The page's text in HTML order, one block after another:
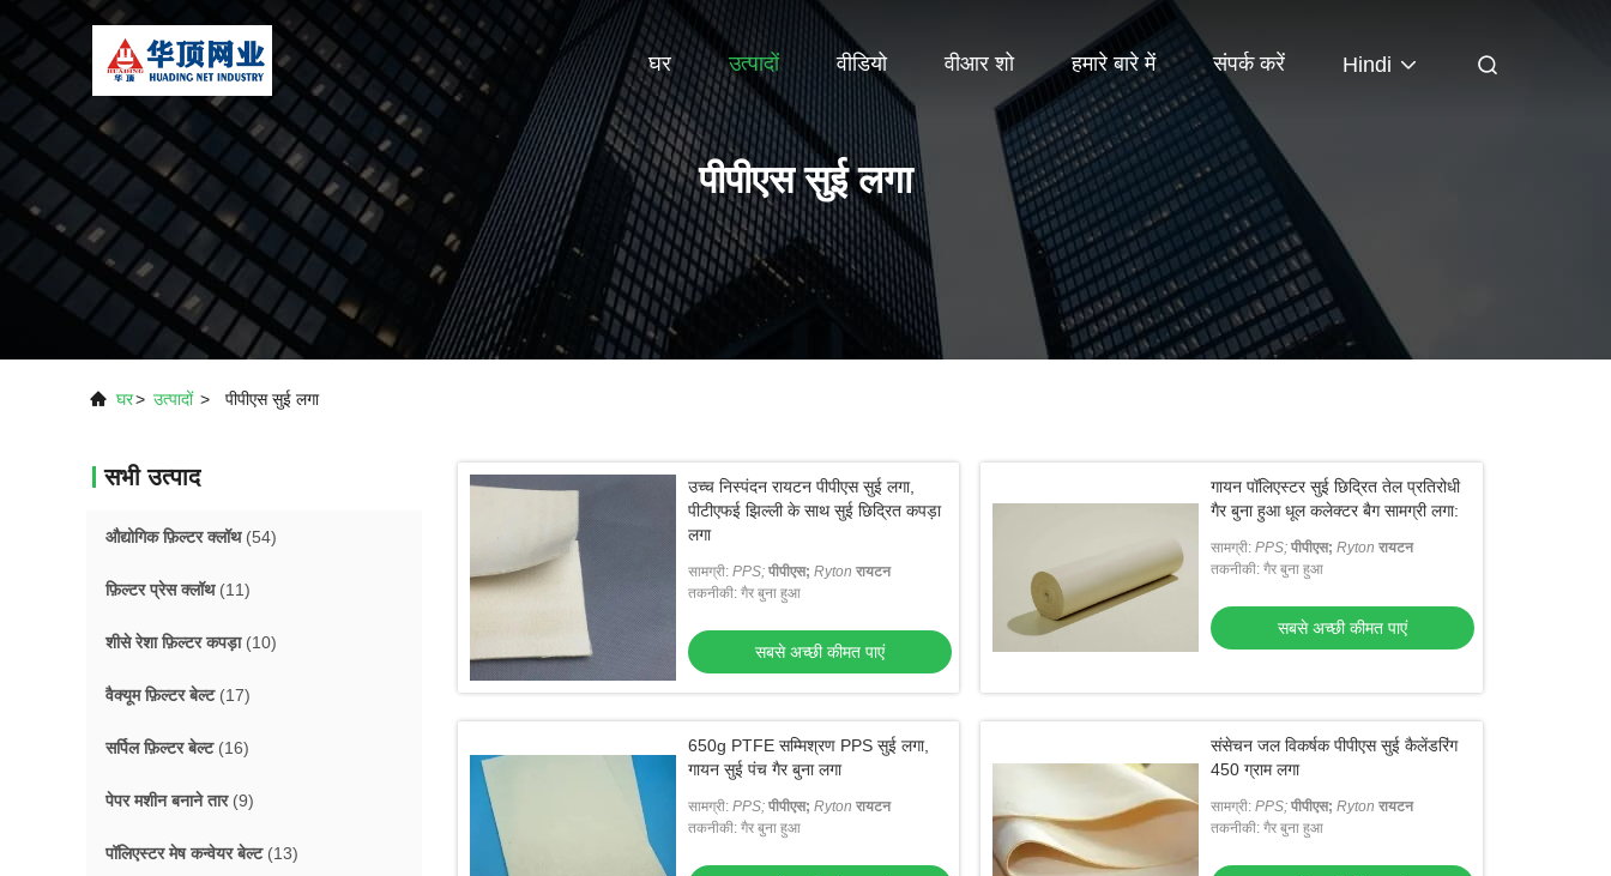
घर उत्पादों वीडियो वीआर शो हमारे बारे में संपर्क करें Hindi
पीपीएस सुई लगा
घर> उत्पादों > पीपीएस सुई लगा
सभी उत्पाद
औद्योगिक फ़िल्टर क्लॉथ(54)
फ़िल्टर प्रेस क्लॉथ(11)
शीसे रेशा फ़िल्टर कपड़ा(10)
वैक्यूम फ़िल्टर बेल्ट(17)
सर्पिल फ़िल्टर बेल्ट(16)
पेपर मशीन बनाने तार(9)
पॉलिएस्टर मेष कन्वेयर बेल्ट(13)
उच्च निस्पंदन रायटन पीपीएस सुई लगा,
पीटीएफई झिल्ली के साथ सुई छिद्रित कपड़ा
लगा
सामग्री: PPS; पीपीएस; Ryton रायटन
तकनीकी: गैर बुना हुआ
सबसे अच्छी कीमत पाएं
गायन पॉलिएस्टर सुई छिद्रित तेल प्रतिरोधी
गैर बुना हुआ धूल कलेक्टर बैग सामग्री लगा:
सामग्री:PPS; पीपीएस; Ryton रायटन
तकनीकी: गैर बुना हुआ
सबसे अच्छी कीमत पाएं
650g PTFE सम्मिश्रण PPS सुई लगा,
गायन सुई पंच गैर बुना लगा
सामग्री: PPS; पीपीएस; Ryton रायटन
तकनीकी: गैर बुना हुआ
संसेचन जल विकर्षक पीपीएस सुई कैलेंडरिंग
450 ग्राम लगा
सामग्री:PPS; पीपीएस; Ryton रायटन
तकनीकी: गैर बुना हुआ